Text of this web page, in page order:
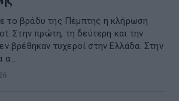
το βράδυ της Πέμπτης η κλήρωση
Στην πρώτη, τη δεύτερη και την
βρέθηκαν τυχεροί στην Ελλάδα. Στην
α...